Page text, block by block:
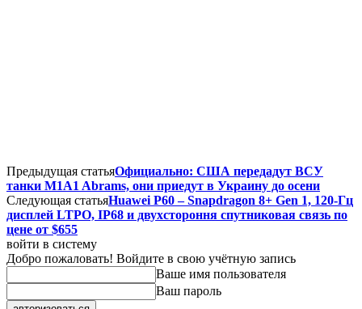
Предыдущая статьяОфициально: США передадут ВСУ
танки M1A1 Abrams, они приедут в Украину до осени
Следующая статьяHuawei P60 – Snapdragon 8+ Gen 1, 120-Гц
дисплей LTPO, IP68 и двухстороння спутниковая связь по
цене от $655
войти в систему
Добро пожаловать! Войдите в свою учётную запись
Ваше имя пользователя
Ваш пароль